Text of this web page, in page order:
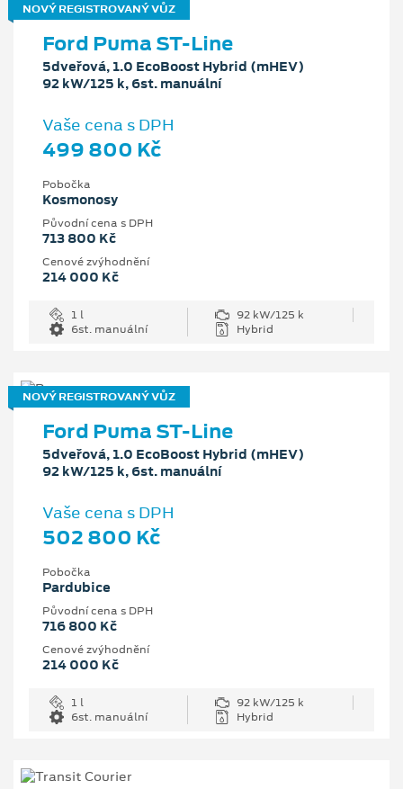
NOVÝ REGISTROVANÝ VŮZ
Ford Puma ST-Line
5dveřová, 1.0 EcoBoost Hybrid (mHEV)
92 kW/125 k, 6st. manuální
Vaše cena s DPH
499 800 Kč
Pobočka
Kosmonosy
Původní cena s DPH
713 800 Kč
Cenové zvýhodnění
214 000 Kč
1 l
92 kW/125 k
6st. manuální
Hybrid
NOVÝ REGISTROVANÝ VŮZ
Ford Puma ST-Line
5dveřová, 1.0 EcoBoost Hybrid (mHEV)
92 kW/125 k, 6st. manuální
Vaše cena s DPH
502 800 Kč
Pobočka
Pardubice
Původní cena s DPH
716 800 Kč
Cenové zvýhodnění
214 000 Kč
1 l
92 kW/125 k
6st. manuální
Hybrid